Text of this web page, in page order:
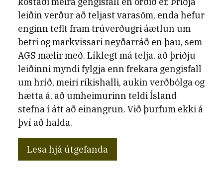
leiðin verður að teljast varasöm, enda hefur
enginn teflt fram trúverðugri áætlun um
betri og markvissari neyðarráð en þau, sem
AGS mælir með. Líklegt má telja, að þriðju
leiðinni myndi fylgja enn frekara gengisfall
um hríð, meiri ríkishalli, aukin verðbólga og
hætta á, að umheimurinn teldi Ísland
stefna í átt að einangrun. Við þurfum ekki á
því að halda.
Lesa hjá útgefanda